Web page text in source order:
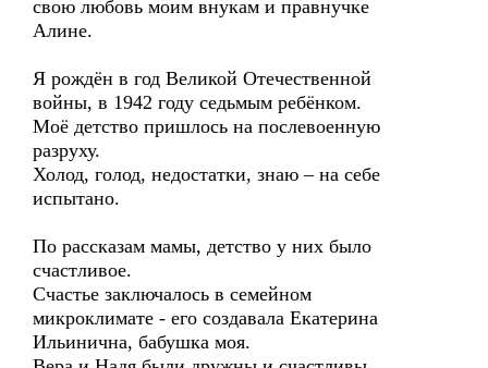
свою любовь моим внукам и правнучке
Алине.
Я рождён в год Великой Отечественной
войны, в 1942 году седьмым ребёнком.
Моё детство пришлось на послевоенную
разруху.
Холод, голод, недостатки, знаю – на себе
испытано.
По рассказам мамы, детство у них было
счастливое.
Счастье заключалось в семейном
микроклимате - его создавала Екатерина
Ильинична, бабушка моя.